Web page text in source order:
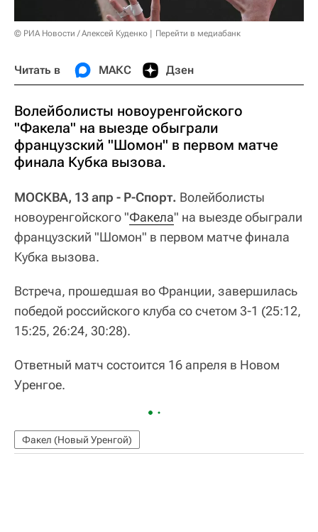
© РИА Новости / Алексей Куденко Перейти в медиабанк
Читать в МАКС Дзен
Волейболисты новоуренгойского
"Факела" на выезде обыграли
французский "Шомон" в первом матче
финала Кубка вызова.
МОСКВА, 13 апр - Р-Спорт. Волейболисты
новоуренгойского "Факела" на выезде обыграли
французский "Шомон" в первом матче финала
Кубка вызова.
Встреча, прошедшая во Франции, завершилась
победой российского клуба со счетом 3-1 (25:12,
15:25, 26:24, 30:28).
Ответный матч состоится 16 апреля в Новом
Уренгое.
Факел (Новый Уренгой)